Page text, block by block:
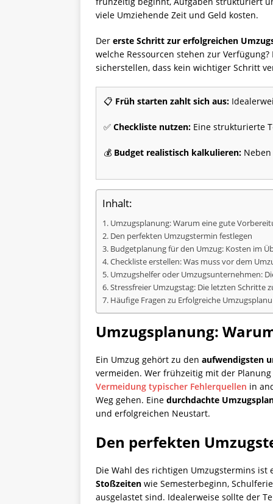
viele Umziehende Zeit und Geld kosten.
Der erste Schritt zur erfolgreichen
welche Ressourcen stehen zur
sicherstellen, dass kein wichtiger Schritt
📋 Früh starten zahlt sich aus:
✅ Checkliste nutzen: Eine strukturierte
💰 Budget realistisch kalkulieren:
Inhalt:
Umzugsplanung: Warum eine gute
Den perfekten Umzugstermin festlegen
Budgetplanung für den Umzug: Kosten im
Checkliste erstellen: Was muss vor dem
Umzugshelfer oder Umzugsunternehmen:
Stressfreier Umzugstag: Die letzten Schritte
Häufige Fragen zu Erfolgreiche
Umzugsplanung:
Ein Umzug gehört zu den aufwendigsten
vermeiden. Wer frühzeitig mit der
Vermeidung typischer Fehlerquellen in
Weg gehen. Eine durchdachte
und erfolgreichen Neustart.
Den perfekten
Die Wahl des richtigen Umzugstermins
Stoßzeiten wie Semesterbeginn,
ausgelastet sind. Idealerweise sollte der